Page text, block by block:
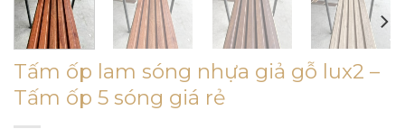
Tấm ốp lam sóng nhựa giả gỗ lux2 –
Tấm ốp 5 sóng giá rẻ